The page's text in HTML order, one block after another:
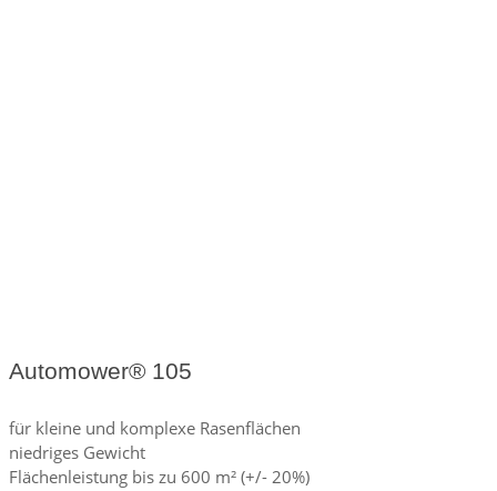
Automower® 105
für kleine und komplexe Rasenflächen
niedriges Gewicht
Flächenleistung bis zu 600 m² (+/- 20%)